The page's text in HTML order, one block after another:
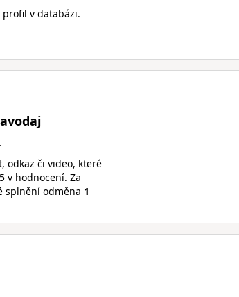
profil v databázi.
.
odkaz či video, které
v hodnocení. Za
splnění odměna 1